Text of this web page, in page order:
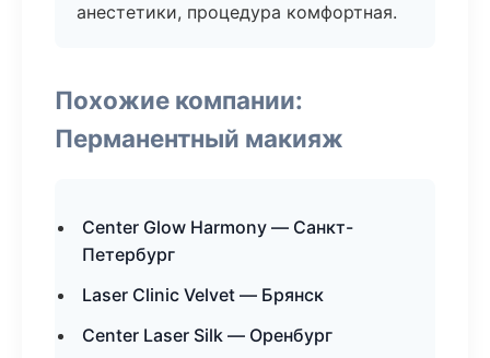
анестетики, процедура комфортная.
Похожие компании:
Перманентный макияж
Center Glow Harmony — Санкт-
Петербург
Laser Clinic Velvet — Брянск
Center Laser Silk — Оренбург